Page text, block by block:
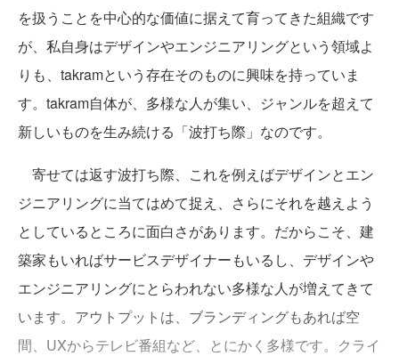
を扱うことを中心的な価値に据えて育ってきた組織です
が、私自身はデザインやエンジニアリングという領域よ
りも、takramという存在そのものに興味を持っていま
す。takram自体が、多様な人が集い、ジャンルを超えて
新しいものを生み続ける「波打ち際」なのです。
寄せては返す波打ち際、これを例えばデザインとエン
ジニアリングに当てはめて捉え、さらにそれを越えよう
としているところに面白さがあります。だからこそ、建
築家もいればサービスデザイナーもいるし、デザインや
エンジニアリングにとらわれない多様な人が増えてきて
います。アウトプットは、ブランディングもあれば空
間、UXからテレビ番組など、とにかく多様です。クライ